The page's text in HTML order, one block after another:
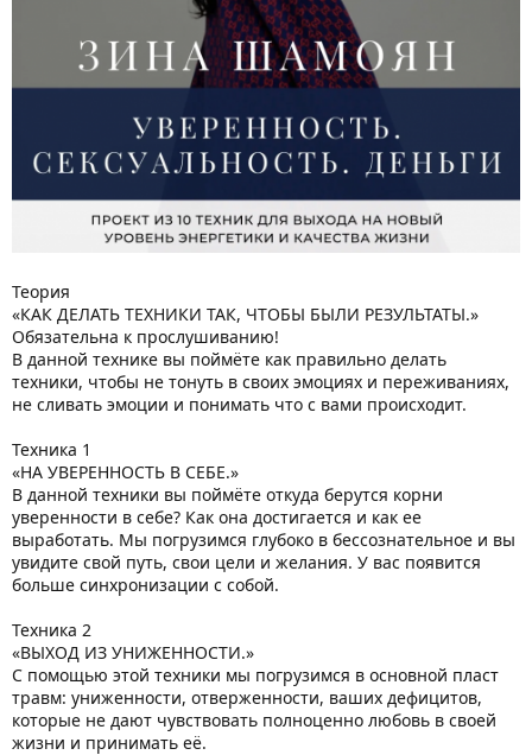
Теория
«КАК ДЕЛАТЬ ТЕХНИКИ ТАК, ЧТОБЫ БЫЛИ РЕЗУЛЬТАТЫ.»
Обязательна к прослушиванию!
В данной технике вы поймёте как правильно делать
техники, чтобы не тонуть в своих эмоциях и переживаниях,
не сливать эмоции и понимать что с вами происходит.
Техника 1
«НА УВЕРЕННОСТЬ В СЕБЕ.»
В данной техники вы поймёте откуда берутся корни
уверенности в себе? Как она достигается и как ее
выработать. Мы погрузимся глубоко в бессознательное и вы
увидите свой путь, свои цели и желания. У вас появится
больше синхронизации с собой.
Техника 2
«ВЫХОД ИЗ УНИЖЕННОСТИ.»
С помощью этой техники мы погрузимся в основной пласт
травм: униженности, отверженности, ваших дефицитов,
которые не дают чувствовать полноценно любовь в своей
жизни и принимать её.